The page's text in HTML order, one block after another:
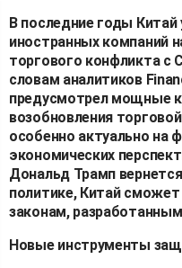
В последние годы
иностранных компаний
торгового конфликта
словам аналитиков
предусмотрел мощные
возобновления
особенно актуально на
экономических
Дональд Трамп
политике, Китай
законам,
Новые инструменты